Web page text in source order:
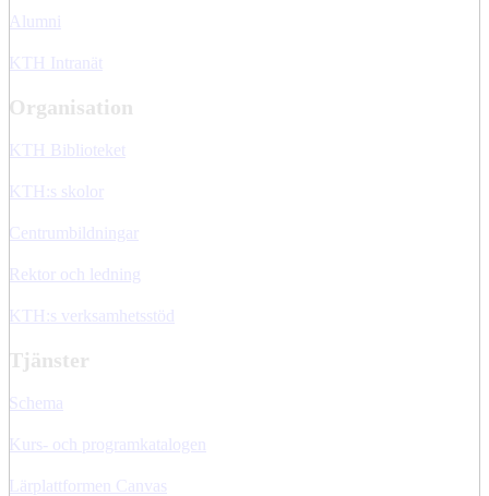
Alumni
KTH Intranät
Organisation
KTH Biblioteket
KTH:s skolor
Centrumbildningar
Rektor och ledning
KTH:s verksamhetsstöd
Tjänster
Schema
Kurs- och programkatalogen
Lärplattformen Canvas